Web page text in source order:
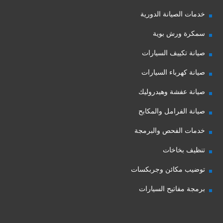
خدمات الصيانة الدورية
سمكرة ورش بوية
صيانة تكييف السيارات
صيانة كهرباء السيارات
صيانة عفشة وهيدروليك
صيانة الفرامل والمكابح
خدمات الفحص والبرمجة
تنظيف بخاخات
توضيب مكائن وجربكسات
برمجة مفاتيح السيارات